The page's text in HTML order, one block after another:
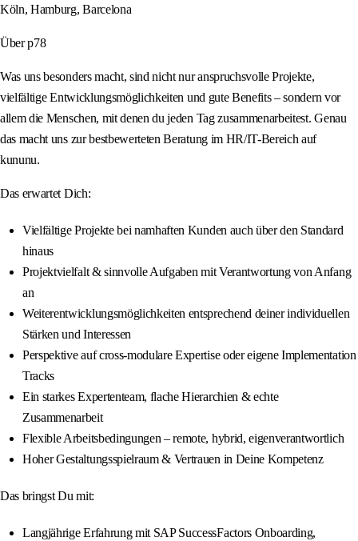
Köln, Hamburg, Barcelona
Über p78
Was uns besonders macht, sind nicht nur anspruchsvolle Projekte,
vielfältige Entwicklungsmöglichkeiten und gute Benefits – sondern vor
allem die Menschen, mit denen du jeden Tag zusammenarbeitest. Genau
das macht uns zur bestbewerteten Beratung im HR/IT-Bereich auf
kununu.
Das erwartet Dich:
Vielfältige Projekte bei namhaften Kunden auch über den Standard
hinaus
Projektvielfalt & sinnvolle Aufgaben mit Verantwortung von Anfang
an
Weiterentwicklungsmöglichkeiten entsprechend deiner individuellen
Stärken und Interessen
Perspektive auf cross-modulare Expertise oder eigene Implementation
Tracks
Ein starkes Expertenteam, flache Hierarchien & echte
Zusammenarbeit
Flexible Arbeitsbedingungen – remote, hybrid, eigenverantwortlich
Hoher Gestaltungsspielraum & Vertrauen in Deine Kompetenz
Das bringst Du mit:
Langjährige Erfahrung mit SAP SuccessFactors Onboarding,